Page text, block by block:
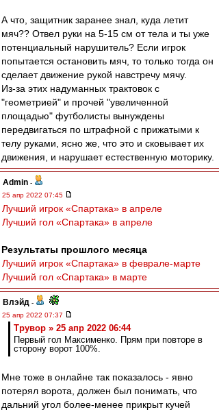
А что, защитник заранее знал, куда летит
мяч?? Отвел руки на 5-15 см от тела и ты уже
потенциальный нарушитель? Если игрок
попытается остановить мяч, то только тогда он
сделает движение рукой навстречу мячу.
Из-за этих надуманных трактовок с
"геометрией" и прочей "увеличенной
площадью" футболисты вынуждены
передвигаться по штрафной с прижатыми к
телу руками, ясно же, что это и сковывает их
движения, и нарушает естественную моторику.
Admin -
25 апр 2022 07:45
Лучший игрок «Спартака» в апреле
Лучший гол «Спартака» в апреле
Результаты прошлого месяца
Лучший игрок «Спартака» в феврале-марте
Лучший гол «Спартака» в марте
Влэйд -
25 апр 2022 07:37
Трувор » 25 апр 2022 06:44
Первый гол Максименко. Прям при повторе в
сторону ворот 100%.
Мне тоже в онлайне так показалось - явно
потерял ворота, должен был понимать, что
дальний угол более-менее прикрыт кучей